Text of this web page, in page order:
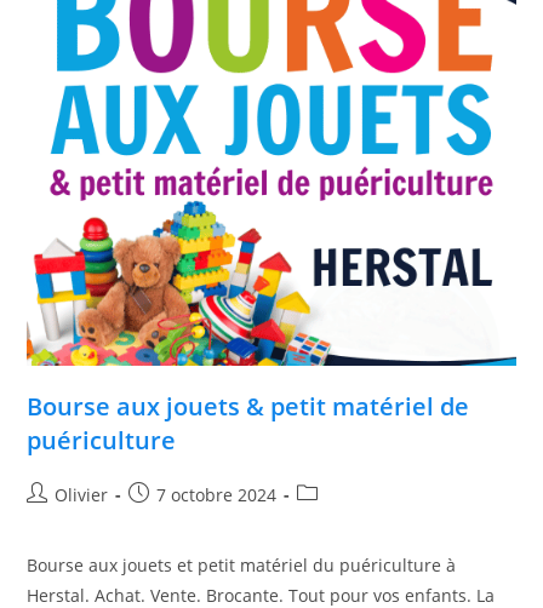
Bourse aux jouets & petit matériel de
puériculture
Olivier 7 octobre 2024
Bourse aux jouets et petit matériel du puériculture à
Herstal. Achat. Vente. Brocante. Tout pour vos enfants. La